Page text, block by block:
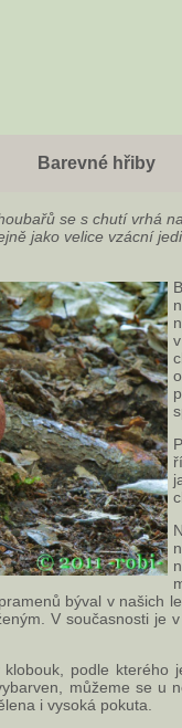
Barevné hřiby
se s chutí vrhá
jako velice vzácní
býval v našich
V současnosti je
podle
můžeme se u
i vysoká pokuta.